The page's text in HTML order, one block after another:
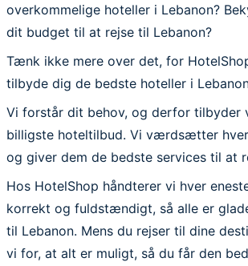
overkommelige hoteller i Lebanon?
dit budget til at rejse til Lebanon?
Tænk ikke mere over det, for
tilbyde dig de bedste hoteller i
Vi forstår dit behov, og derfor tilbyder
billigste hoteltilbud. Vi værdsætter
og giver dem de bedste services til at
Hos HotelShop håndterer vi hver
korrekt og fuldstændigt, så alle er
til Lebanon. Mens du rejser til dine
vi for, at alt er muligt, så du får den